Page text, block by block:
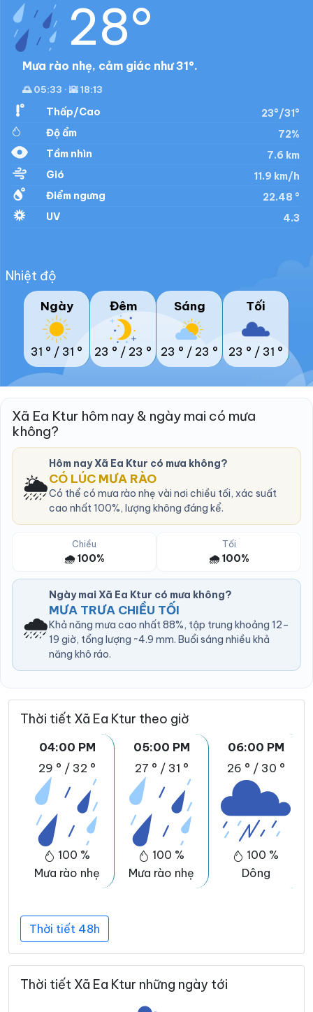
28°
Mưa rào nhẹ, cảm giác như 31°.
🌅 05:33 · 🌇 18:13
Thấp/Cao
23°/31°
Độ ẩm
72%
Tầm nhìn
7.6 km
Gió
11.9 km/h
Điểm ngưng
22.48 °
UV
4.3
Nhiệt độ
Ngày
31 ° / 31 °
Đêm
23 ° / 23 °
Sáng
23 ° / 23 °
Tối
23 ° / 31 °
Xã Ea Ktur hôm nay & ngày mai có mưa
không?
🌦️
Hôm nay Xã Ea Ktur có mưa không?
CÓ LÚC MƯA RÀO
Có thể có mưa rào nhẹ vài nơi chiều tối, xác suất
cao nhất 100%, lượng không đáng kể.
Chiều
🌧️ 100%
Tối
🌧️ 100%
🌧️
Ngày mai Xã Ea Ktur có mưa không?
MƯA TRƯA CHIỀU TỐI
Khả năng mưa cao nhất 88%, tập trung khoảng 12–
19 giờ, tổng lượng ~4.9 mm. Buổi sáng nhiều khả
năng khô ráo.
Thời tiết Xã Ea Ktur theo giờ
04:00 PM
29 ° / 32 °
100 %
Mưa rào nhẹ
05:00 PM
27 ° / 31 °
100 %
Mưa rào nhẹ
06:00 PM
26 ° / 30 °
100 %
Dông
Thời tiết 48h
Thời tiết Xã Ea Ktur những ngày tới